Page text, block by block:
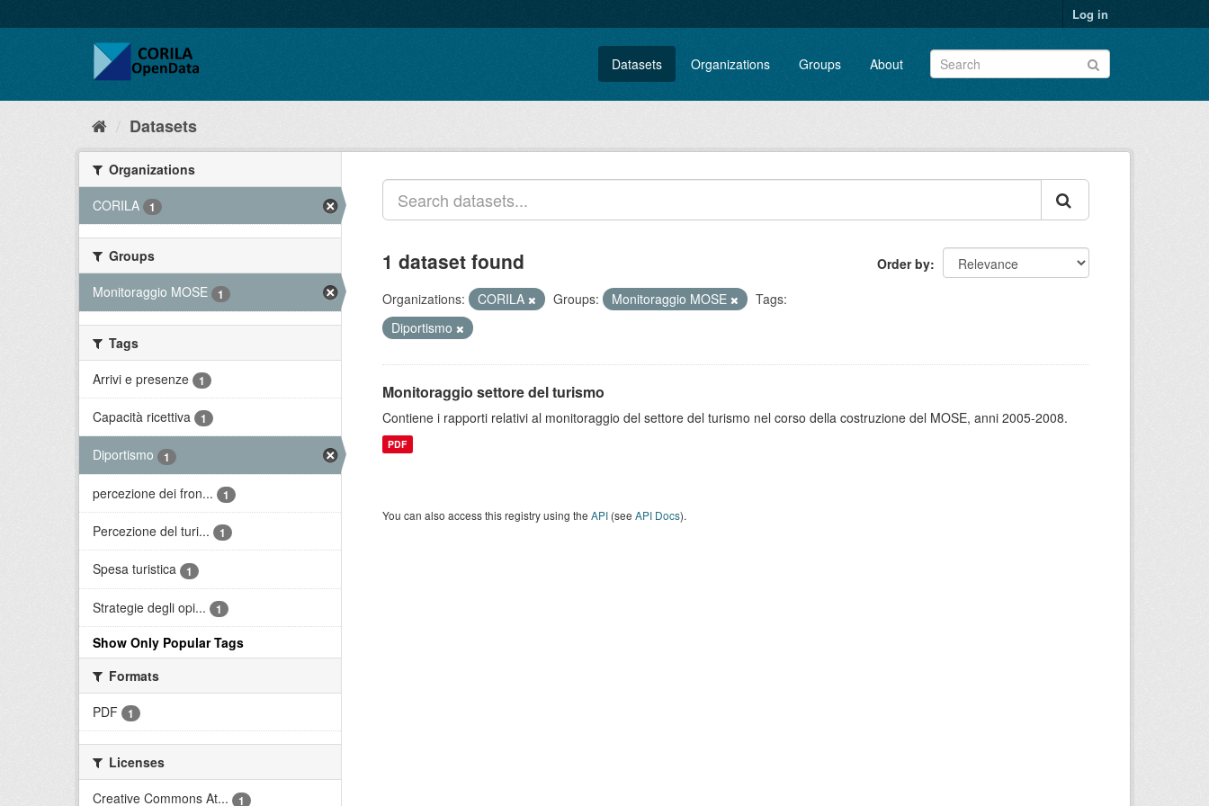
Log in
Datasets Organizations Groups About
Datasets
Organizations
CORILA
1
Groups
Monitoraggio MOSE
1
Tags
Arrivi e presenze
1
Capacità ricettiva 1
Diportismo 1
percezione dei fron... 1
Percezione del turi... 1
Spesa turistica 1
Strategie degli opi... 1
Show Only Popular Tags
Formats
PDF
1
Licenses
Creative Commons At...
1
Order by
1 dataset found
Organizations: CORILA Groups: Monitoraggio MOSE
Tags:
Diportismo
Monitoraggio settore del turismo
Contiene i rapporti relativi al monitoraggio del settore del turismo nel corso della costruzione del MOSE, anni 2005-2008.
PDF
You can also access this registry using the API (see API Docs).